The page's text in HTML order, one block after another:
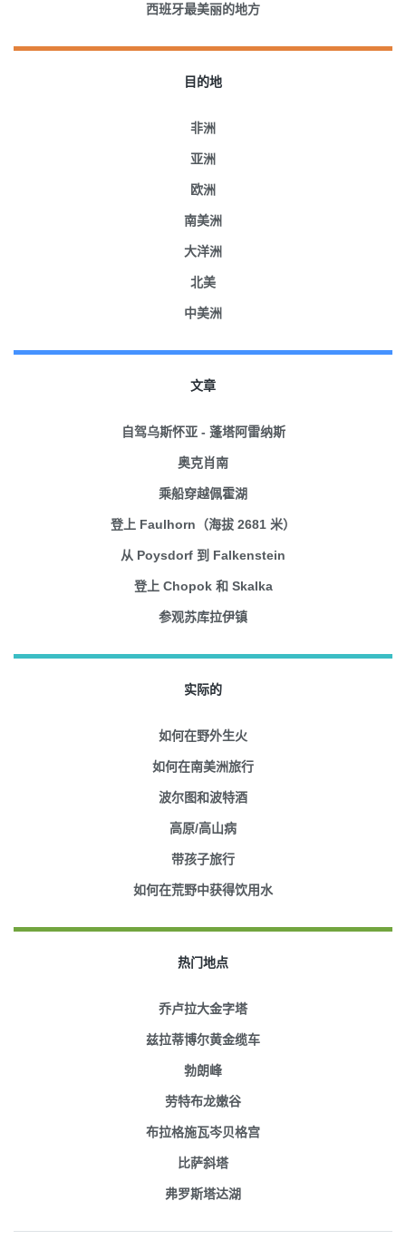
西班牙最美丽的地方
目的地
非洲
亚洲
欧洲
南美洲
大洋洲
北美
中美洲
文章
自驾乌斯怀亚 - 蓬塔阿雷纳斯
奥克肖南
乘船穿越佩霍湖
登上 Faulhorn（海拔 2681 米）
从 Poysdorf 到 Falkenstein
登上 Chopok 和 Skalka
参观苏库拉伊镇
实际的
如何在野外生火
如何在南美洲旅行
波尔图和波特酒
高原/高山病
带孩子旅行
如何在荒野中获得饮用水
热门地点
乔卢拉大金字塔
兹拉蒂博尔黄金缆车
勃朗峰
劳特布龙嫩谷
布拉格施瓦岑贝格宫
比萨斜塔
弗罗斯塔达湖